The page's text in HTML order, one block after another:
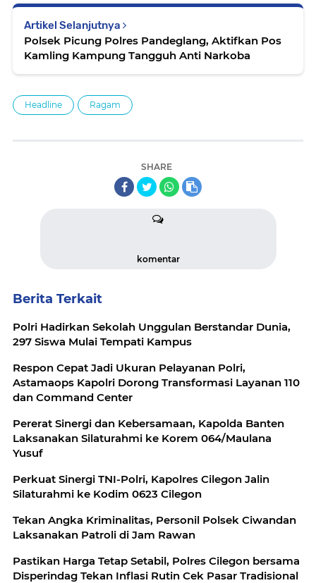
Artikel Selanjutnya
Polsek Picung Polres Pandeglang, Aktifkan Pos
Kamling Kampung Tangguh Anti Narkoba
Headline Ragam
SHARE
komentar
Berita Terkait
Polri Hadirkan Sekolah Unggulan Berstandar Dunia,
297 Siswa Mulai Tempati Kampus
Respon Cepat Jadi Ukuran Pelayanan Polri,
Astamaops Kapolri Dorong Transformasi Layanan 110
dan Command Center
Pererat Sinergi dan Kebersamaan, Kapolda Banten
Laksanakan Silaturahmi ke Korem 064/Maulana
Yusuf
Perkuat Sinergi TNI-Polri, Kapolres Cilegon Jalin
Silaturahmi ke Kodim 0623 Cilegon
Tekan Angka Kriminalitas, Personil Polsek Ciwandan
Laksanakan Patroli di Jam Rawan
Pastikan Harga Tetap Setabil, Polres Cilegon bersama
Disperindag Tekan Inflasi Rutin Cek Pasar Tradisional